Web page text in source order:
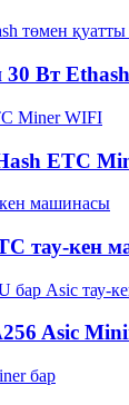
Вт
ETC
тау-кен
Asic